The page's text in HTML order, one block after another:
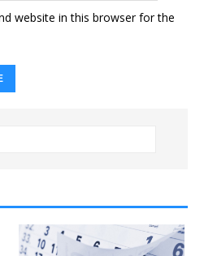
website in this browser for the